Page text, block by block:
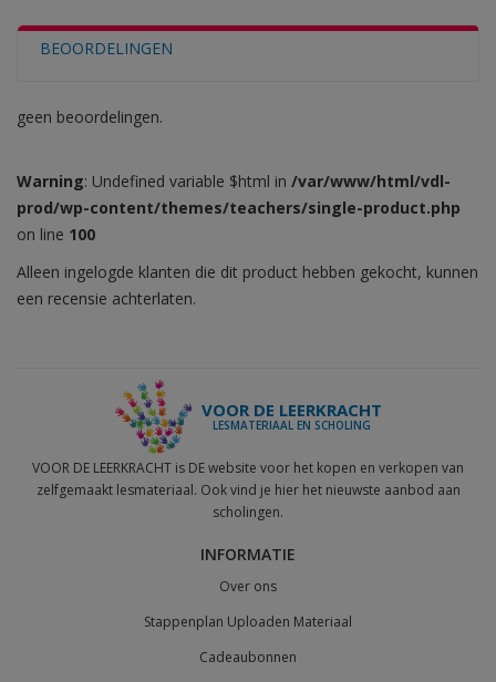
BEOORDELINGEN
geen beoordelingen.
Warning: Undefined variable $html in /var/www/html/vdl-
prod/wp-content/themes/teachers/single-product.php
on line 100
Alleen ingelogde klanten die dit product hebben gekocht, kunnen
een recensie achterlaten.
VOOR DE LEERKRACHT
LESMATERIAAL EN SCHOLING
VOOR DE LEERKRACHT is DE website voor het kopen en verkopen van
zelfgemaakt lesmateriaal. Ook vind je hier het nieuwste aanbod aan
scholingen.
INFORMATIE
Over ons
Stappenplan Uploaden Materiaal
Cadeaubonnen